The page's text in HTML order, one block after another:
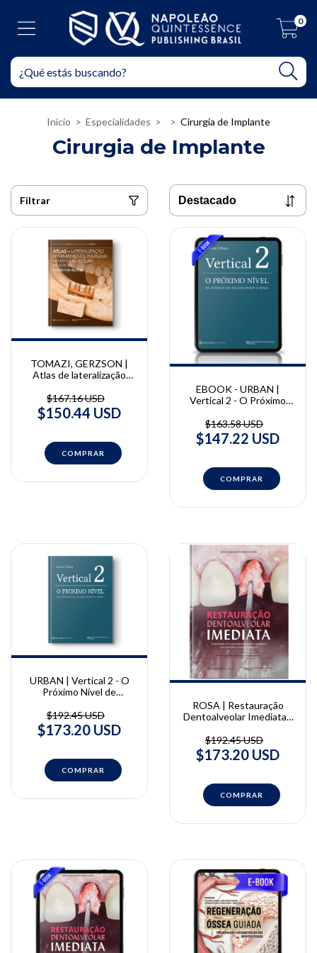
0
Inicio > Especialidades > > Cirurgia de Implante
Cirurgia de Implante
Filtrar
TOMAZI, GERZSON |
Atlas de lateralização
nervo alveolar inferior:
técnica in-block | Marcos
Tomazi, Alexandre
$167.16 USD
$150.44 USD
EBOOK - URBAN |
Vertical 2 - O Próximo
Tecidos Duros e Moles |
Istvan Urban
$163.58 USD
$147.22 USD
URBAN | Vertical 2 - O
Próximo Nível de
Duros e Moles | Istvan
Urban
$192.45 USD
$173.20 USD
ROSA | Restauração
Dentoalveolar Imediata -
provisionalização
imediata em alvéolos
comprometidos | José
$192.45 USD
$173.20 USD